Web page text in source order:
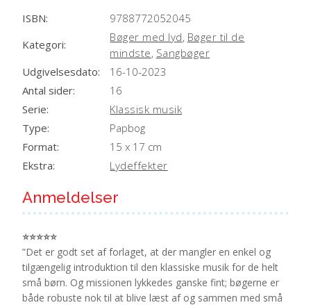
ISBN:
9788772052045
Kategori:
Bøger med lyd, Bøger til de
mindste, Sangbøger
Udgivelsesdato:
16-10-2023
Antal sider:
16
Serie:
Klassisk musik
Type:
Papbog
Format:
15 x 17 cm
Ekstra:
Lydeffekter
Anmeldelser
⭐⭐⭐⭐⭐
”Det er godt set af forlaget, at der mangler en enkel og
tilgængelig introduktion til den klassiske musik for de helt
små børn. Og missionen lykkedes ganske fint; bøgerne er
både robuste nok til at blive læst af og sammen med små